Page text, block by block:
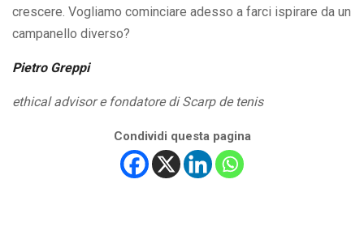
crescere. Vogliamo cominciare adesso a farci ispirare da un
campanello diverso?
Pietro Greppi
ethical advisor e fondatore di Scarp de tenis
Condividi questa pagina